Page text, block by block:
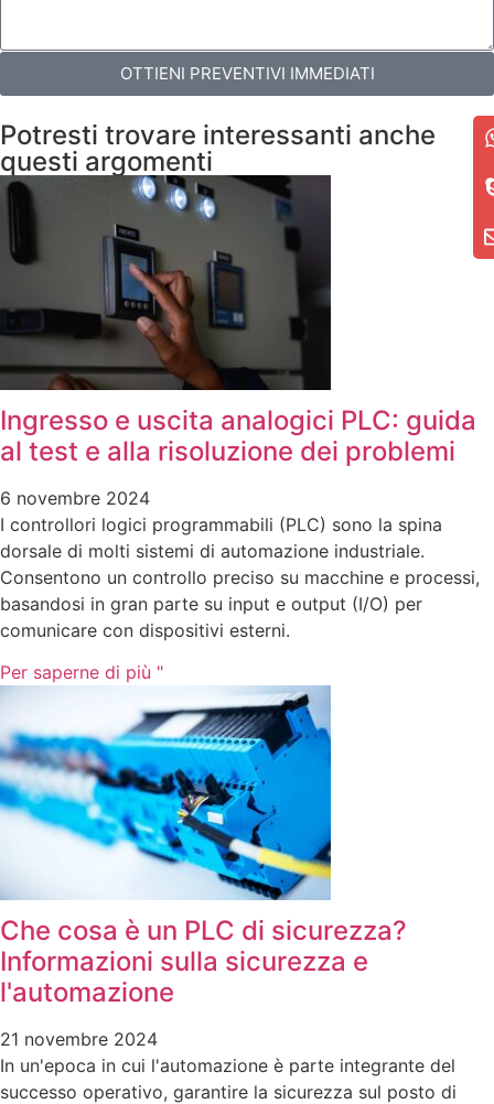
OTTIENI PREVENTIVI IMMEDIATI
Potresti trovare interessanti anche
questi argomenti
Ingresso e uscita analogici PLC: guida
al test e alla risoluzione dei problemi
6 novembre 2024
I controllori logici programmabili (PLC) sono la spina
dorsale di molti sistemi di automazione industriale.
Consentono un controllo preciso su macchine e processi,
basandosi in gran parte su input e output (I/O) per
comunicare con dispositivi esterni.
Per saperne di più "
Che cosa è un PLC di sicurezza?
Informazioni sulla sicurezza e
l'automazione
21 novembre 2024
In un'epoca in cui l'automazione è parte integrante del
successo operativo, garantire la sicurezza sul posto di